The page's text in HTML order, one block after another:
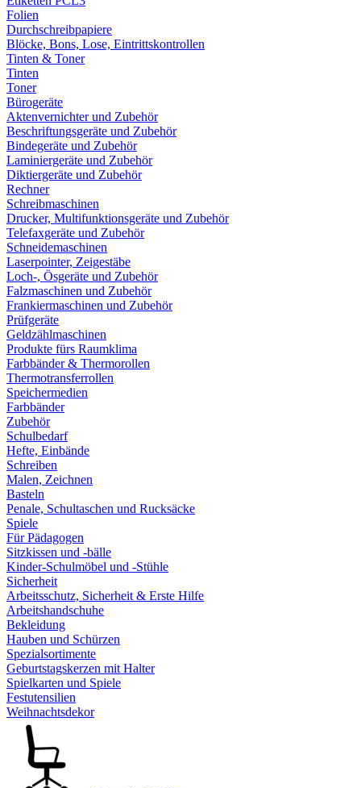
Folien
Durchschreibpapiere
Blöcke, Bons, Lose, Eintrittskontrollen
Tinten & Toner
Tinten
Toner
Bürogeräte
Aktenvernichter und Zubehör
Beschriftungsgeräte und Zubehör
Bindegeräte und Zubehör
Laminiergeräte und Zubehör
Diktiergeräte und Zubehör
Rechner
Schreibmaschinen
Drucker, Multifunktionsgeräte und Zubehör
Telefaxgeräte und Zubehör
Schneidemaschinen
Laserpointer, Zeigestäbe
Loch-, Ösgeräte und Zubehör
Falzmaschinen und Zubehör
Frankiermaschinen und Zubehör
Prüfgeräte
Geldzählmaschinen
Produkte fürs Raumklima
Farbbänder & Thermorollen
Thermotransferrollen
Speichermedien
Farbbänder
Zubehör
Schulbedarf
Hefte, Einbände
Schreiben
Malen, Zeichnen
Basteln
Penale, Schultaschen und Rucksäcke
Spiele
Für Pädagogen
Sitzkissen und -bälle
Kinder-Schulmöbel und -Stühle
Sicherheit
Arbeitsschutz, Sicherheit & Erste Hilfe
Arbeitshandschuhe
Bekleidung
Hauben und Schürzen
Spezialsortimente
Geburtstagskerzen mit Halter
Spielkarten und Spiele
Festutensilien
Weihnachtsdekor